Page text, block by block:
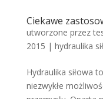
Ciekawe
utworzone przez
2015 | hydraulika
Hydraulika siłowa
niezwykłe